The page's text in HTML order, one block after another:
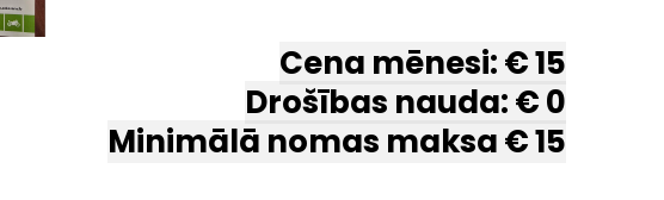
Cena mēnesi: € 15
Drošības nauda: € 0
Minimālā nomas maksa € 15